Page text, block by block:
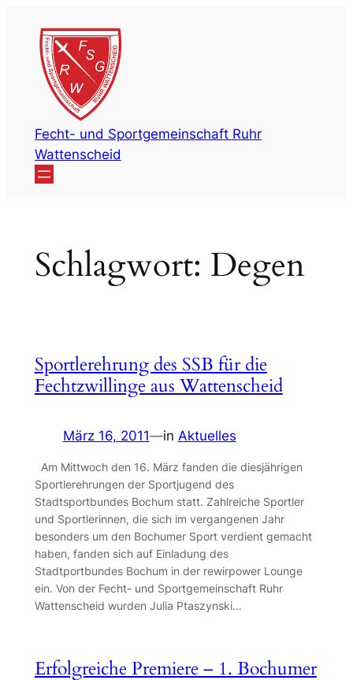
Inhalt
springen
Fecht- und Sportgemeinschaft Ruhr
Wattenscheid
Schlagwort: Degen
Sportlerehrung des SSB für die
Fechtzwillinge aus Wattenscheid
März 16, 2011—in Aktuelles
Am Mittwoch den 16. März fanden die diesjährigen
Sportlerehrungen der Sportjugend des
Stadtsportbundes Bochum statt. Zahlreiche Sportler
und Sportlerinnen, die sich im vergangenen Jahr
besonders um den Bochumer Sport verdient gemacht
haben, fanden sich auf Einladung des
Stadtportbundes Bochum in der rewirpower Lounge
ein. Von der Fecht- und Sportgemeinschaft Ruhr
Wattenscheid wurden Julia Ptaszynski…
Erfolgreiche Premiere – 1. Bochumer